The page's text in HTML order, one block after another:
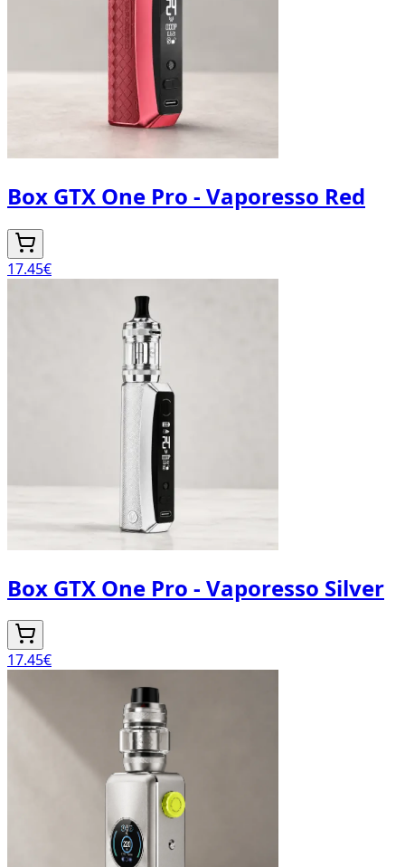
Box GTX One Pro - Vaporesso Red
17.45€
Box GTX One Pro - Vaporesso Silver
17.45€